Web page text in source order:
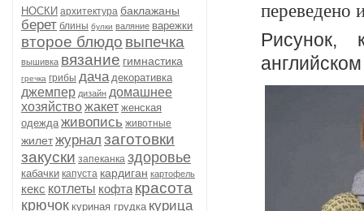
НОСКИ архитектура баклажаны
берет блины булки валяние варежки
второе блюдо выпечка
вышивка вязание гимнастика
гречка грибы дача декоративка
джемпер дизайн домашнее
хозяйствожакет женская
одежда живопись животные
жилетжурнал заготовки
закуски запеканка здоровье
кабачки капуста кардиган картофель
кекс котлеты кофта красота
крючок куриная грудка курица
Рисунок,